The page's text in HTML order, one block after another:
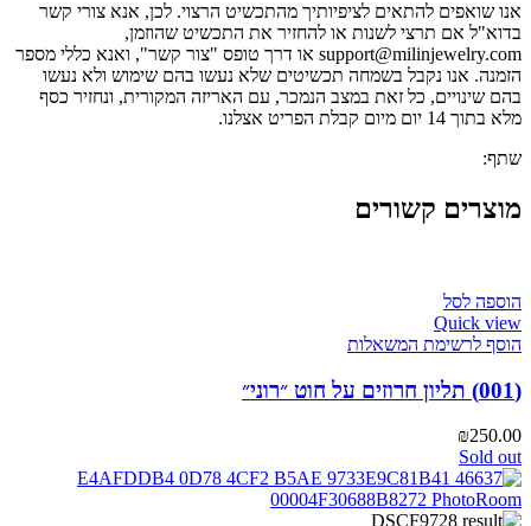
אנו שואפים להתאים לציפיותיך מהתכשיט הרצוי. לכן, אנא צורי קשר
בדוא"ל אם תרצי לשנות או להחזיר את התכשיט שהוזמן,
support@milinjewelry.com או דרך טופס "צור קשר", ואנא כללי מספר
הזמנה. אנו נקבל בשמחה תכשיטים שלא נעשו בהם שימוש ולא נעשו
בהם שינויים, כל זאת במצב הנמכר, עם האריזה המקורית, ונחזיר כסף
מלא בתוך 14 יום מיום קבלת הפריט אצלנו.
שתף:
מוצרים קשורים
הוספה לסל
Quick view
הוסף לרשימת המשאלות
(001) תליון חרוזים על חוט ״רוני״
₪250.00
Sold out